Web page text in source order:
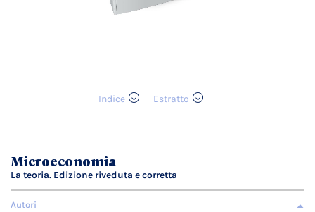
Indice
Estratto
galleria
di
immagini
Microeconomia
La teoria. Edizione riveduta e corretta
Autori